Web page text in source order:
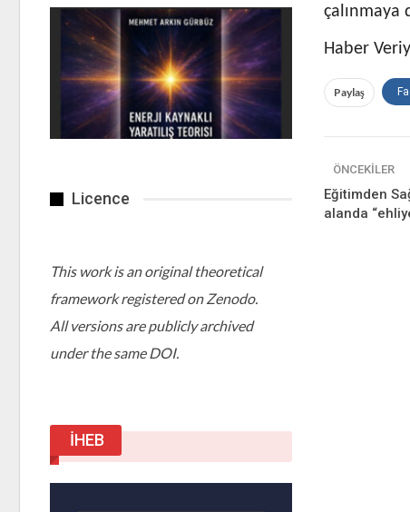
çalınmaya
Haber
Paylaş
ÖNCEKILER
Eğitimden
alanda
Licence
This work is an original theoretical
framework registered on Zenodo.
All versions are publicly archived
under the same DOI.
İHEB